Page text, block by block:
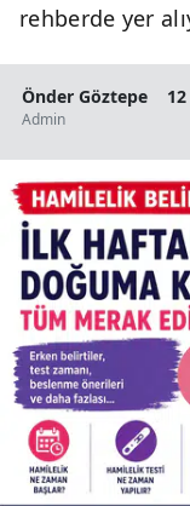
rehberde yer
Önder Göztepe
Admin